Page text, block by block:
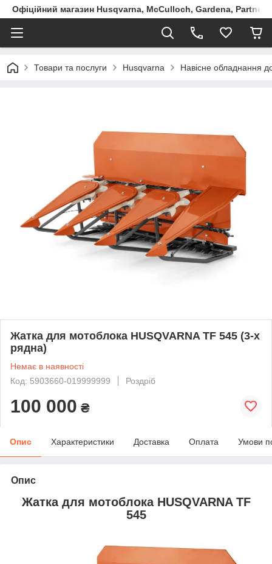
Офіційний магазин Husqvarna, McCulloch, Gardena, Partner
Товари та послуги Husqvarna Навісне обладнання
Жатка для мотоблока HUSQVARNA TF 545 (3-х
рядна)
Немає в наявності
Код: 5903660-019999999
Роздріб
100 000 ₴
Опис Характеристики Доставка Оплата Умови
Опис
Жатка для мотоблока HUSQVARNA TF
545